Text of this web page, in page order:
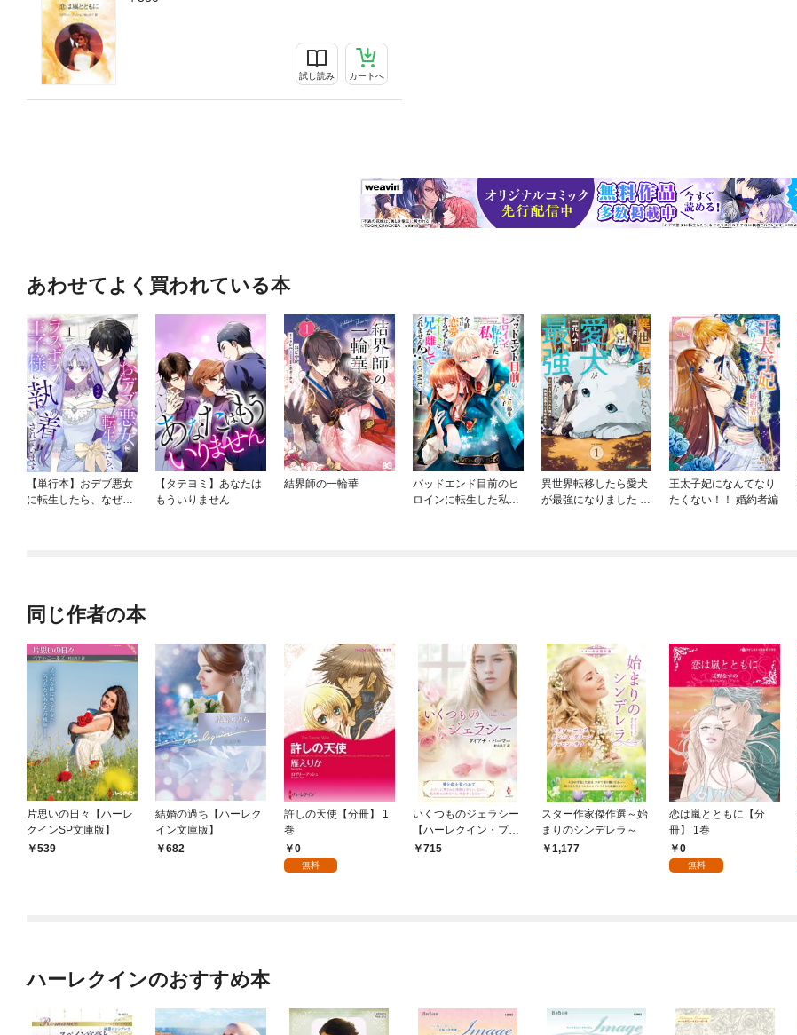
試し読み カートへ
あわせてよく買われている本
【単行本】おデブ悪女
に転生したら、なぜか
【タテヨミ】あなたは
もういりません
結界師の一輪華
バッドエンド目前のヒ
ロインに転生した私、
異世界転移したら愛犬
が最強になりました ～
王太子妃になんてなり
たくない！！ 婚約者編
同じ作者の本
片思いの日々【ハーレ
クインSP文庫版】
539
結婚の過ち【ハーレク
イン文庫版】
682
許しの天使【分冊】 1
巻
0
無料
いくつものジェラシー
【ハーレクイン・プレ
ゼンツ作家シリーズ別
715
スター作家傑作選～始
まりのシンデレラ～
1,177
恋は嵐とともに【分
冊】 1巻
0
無料
ハーレクインのおすすめ本